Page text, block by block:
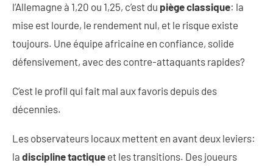
l’Allemagne à 1,20 ou 1,25, c’est du piège classique: la
mise est lourde, le rendement nul, et le risque existe
toujours. Une équipe africaine en confiance, solide
défensivement, avec des contre-attaquants rapides?
C’est le profil qui fait mal aux favoris depuis des
décennies.
Les observateurs locaux mettent en avant deux leviers:
la discipline tactique et les transitions. Des joueurs